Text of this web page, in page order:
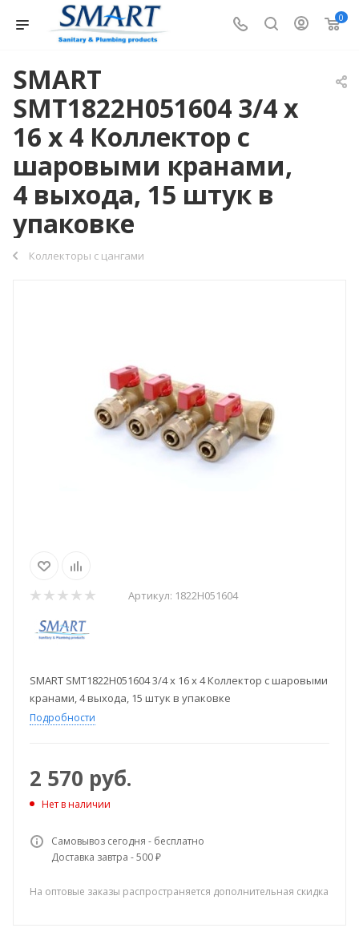
0
SMART
SMT1822Н051604 3/4 x
16 x 4 Коллектор с
шаровыми кранами,
4 выхода, 15 штук в
упаковке
Коллекторы с цангами
Артикул: 1822Н051604
SMART SMT1822Н051604 3/4 x 16 x 4 Коллектор с шаровыми
кранами, 4 выхода, 15 штук в упаковке
Подробности
2 570 руб.
Нет в наличии
Самовывоз сегодня - бесплатно
Доставка завтра - 500 ₽
На оптовые заказы распространяется дополнительная скидка